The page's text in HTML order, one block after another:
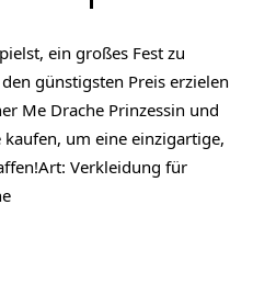
ein großes Fest zu
günstigsten Preis erzielen
Me Drache Prinzessin und
um eine einzigartige,
Verkleidung für